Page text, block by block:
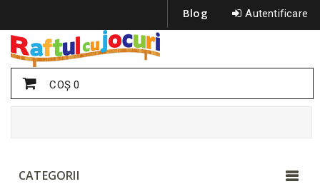
Autentificare
Blog
COŞ0
CATEGORII